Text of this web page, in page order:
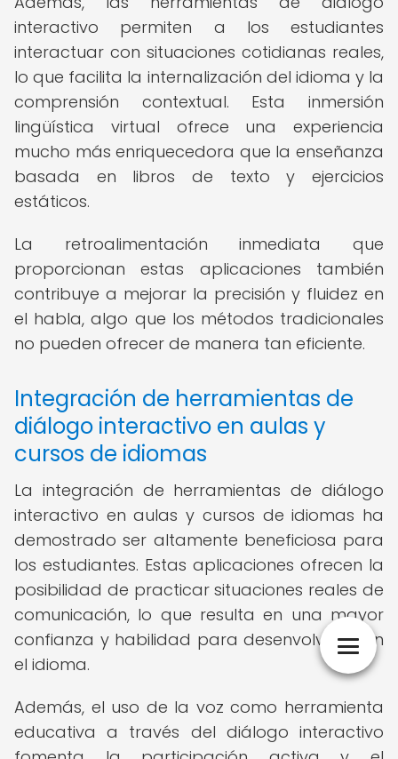
interactivo permiten a los estudiantes
interactuar con situaciones cotidianas reales,
lo que facilita la internalización del idioma y la
comprensión contextual. Esta inmersión
lingüística virtual ofrece una experiencia
mucho más enriquecedora que la enseñanza
basada en libros de texto y ejercicios
estáticos.
La retroalimentación inmediata que
proporcionan estas aplicaciones también
contribuye a mejorar la precisión y fluidez en
el habla, algo que los métodos tradicionales
no pueden ofrecer de manera tan eficiente.
Integración de herramientas de
diálogo interactivo en aulas y
cursos de idiomas
La integración de herramientas de diálogo
interactivo en aulas y cursos de idiomas ha
demostrado ser altamente beneficiosa para
los estudiantes. Estas aplicaciones ofrecen la
posibilidad de practicar situaciones reales de
comunicación, lo que resulta en una mayor
confianza y habilidad para desenvolverse en
el idioma.
Además, el uso de la voz como herramienta
educativa a través del diálogo interactivo